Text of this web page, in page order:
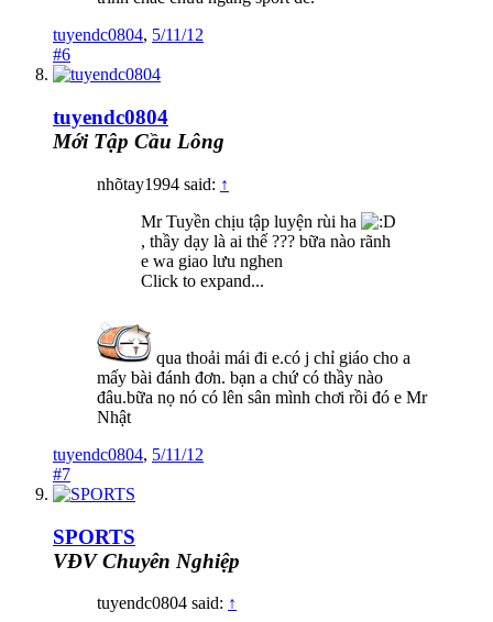
tuyendc0804, 5/11/12
#6
tuyendc0804
Mới Tập Cầu Lông
nhõtay1994 said: ↑
Mr Tuyền chịu tập luyện rùi ha
, thầy dạy là ai thế ??? bữa nào rãnh
e wa giao lưu nghen
Click to expand...
qua thoải mái đi e.có j chỉ giáo cho a
mấy bài đánh đơn. bạn a chứ có thầy nào
đâu.bữa nọ nó có lên sân mình chơi rồi đó e Mr
Nhật
tuyendc0804, 5/11/12
#7
SPORTS
VĐV Chuyên Nghiệp
tuyendc0804 said: ↑